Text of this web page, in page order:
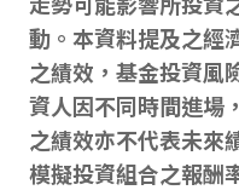
動。本資料提及之經
之績效，基金投資風
資人因不同時間進場
之績效亦不代表未來
模擬投資組合之報酬